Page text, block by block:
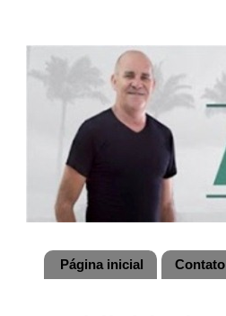
Página inicial Contato